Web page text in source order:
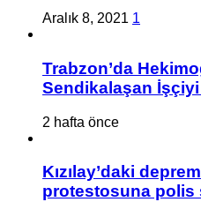
Aralık 8, 2021 1
Trabzon’da
Sendikalaşan İşçiyi
2 hafta önce
Kızılay’daki
protestosuna polis